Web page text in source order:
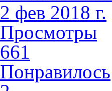
2 фев 2018 г.
Просмотры
661
Понравилось